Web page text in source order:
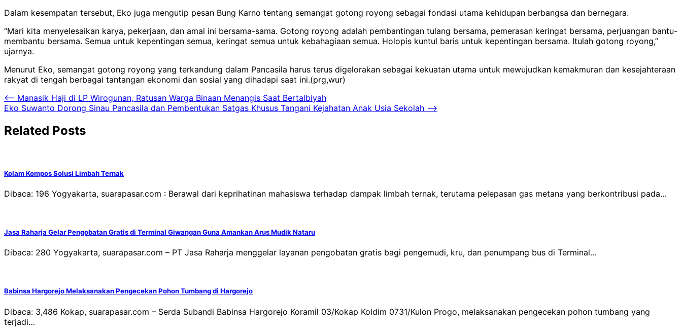
Dalam kesempatan tersebut, Eko juga mengutip pesan Bung Karno tentang semangat gotong royong sebagai fondasi utama kehidupan berbangsa dan bernegara.
“Mari kita menyelesaikan karya, pekerjaan, dan amal ini bersama-sama. Gotong royong adalah pembantingan tulang bersama, pemerasan keringat bersama, perjuangan bantu-
membantu bersama. Semua untuk kepentingan semua, keringat semua untuk kebahagiaan semua. Holopis kuntul baris untuk kepentingan bersama. Itulah gotong royong,”
ujarnya.
Menurut Eko, semangat gotong royong yang terkandung dalam Pancasila harus terus digelorakan sebagai kekuatan utama untuk mewujudkan kemakmuran dan kesejahteraan
rakyat di tengah berbagai tantangan ekonomi dan sosial yang dihadapi saat ini.(prg,wur)
Navigasi
pos
⟵ Manasik Haji di LP Wirogunan, Ratusan Warga Binaan Menangis Saat Bertalbiyah
Eko Suwanto Dorong Sinau Pancasila dan Pembentukan Satgas Khusus Tangani Kejahatan Anak Usia Sekolah ⟶
Related Posts
Kolam Kompos Solusi Limbah Ternak
Dibaca: 196 Yogyakarta, suarapasar.com : Berawal dari keprihatinan mahasiswa terhadap dampak limbah ternak, terutama pelepasan gas metana yang berkontribusi pada…
Jasa Raharja Gelar Pengobatan Gratis di Terminal Giwangan Guna Amankan Arus Mudik Nataru
Dibaca: 280 Yogyakarta, suarapasar.com – PT Jasa Raharja menggelar layanan pengobatan gratis bagi pengemudi, kru, dan penumpang bus di Terminal…
Babinsa Hargorejo Melaksanakan Pengecekan Pohon Tumbang di Hargorejo
Dibaca: 3,486 Kokap, suarapasar.com – Serda Subandi Babinsa Hargorejo Koramil 03/Kokap Koldim 0731/Kulon Progo, melaksanakan pengecekan pohon tumbang yang
terjadi…